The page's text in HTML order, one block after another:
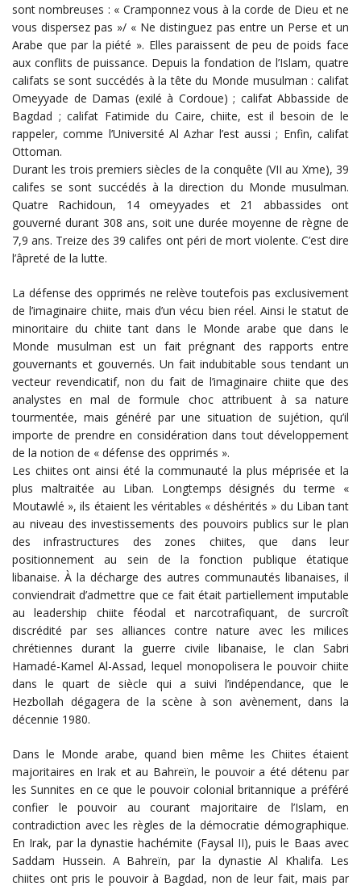
sont nombreuses : « Cramponnez vous à la corde de Dieu et ne
vous dispersez pas »/ « Ne distinguez pas entre un Perse et un
Arabe que par la piété ». Elles paraissent de peu de poids face
aux conflits de puissance. Depuis la fondation de l’Islam, quatre
califats se sont succédés à la tête du Monde musulman : califat
Omeyyade de Damas (exilé à Cordoue) ; califat Abbasside de
Bagdad ; califat Fatimide du Caire, chiite, est il besoin de le
rappeler, comme l’Université Al Azhar l’est aussi ; Enfin, califat
Ottoman.
Durant les trois premiers siècles de la conquête (VII au Xme), 39
califes se sont succédés à la direction du Monde musulman.
Quatre Rachidoun, 14 omeyyades et 21 abbassides ont
gouverné durant 308 ans, soit une durée moyenne de règne de
7,9 ans. Treize des 39 califes ont péri de mort violente. C’est dire
l’âpreté de la lutte.
La défense des opprimés ne relève toutefois pas exclusivement
de l’imaginaire chiite, mais d’un vécu bien réel. Ainsi le statut de
minoritaire du chiite tant dans le Monde arabe que dans le
Monde musulman est un fait prégnant des rapports entre
gouvernants et gouvernés. Un fait indubitable sous tendant un
vecteur revendicatif, non du fait de l’imaginaire chiite que des
analystes en mal de formule choc attribuent à sa nature
tourmentée, mais généré par une situation de sujétion, qu’il
importe de prendre en considération dans tout développement
de la notion de « défense des opprimés ».
Les chiites ont ainsi été la communauté la plus méprisée et la
plus maltraitée au Liban. Longtemps désignés du terme «
Moutawlé », ils étaient les véritables « déshérités » du Liban tant
au niveau des investissements des pouvoirs publics sur le plan
des infrastructures des zones chiites, que dans leur
positionnement au sein de la fonction publique étatique
libanaise. À la décharge des autres communautés libanaises, il
conviendrait d’admettre que ce fait était partiellement imputable
au leadership chiite féodal et narcotrafiquant, de surcroît
discrédité par ses alliances contre nature avec les milices
chrétiennes durant la guerre civile libanaise, le clan Sabri
Hamadé-Kamel Al-Assad, lequel monopolisera le pouvoir chiite
dans le quart de siècle qui a suivi l’indépendance, que le
Hezbollah dégagera de la scène à son avènement, dans la
décennie 1980.
Dans le Monde arabe, quand bien même les Chiites étaient
majoritaires en Irak et au Bahreïn, le pouvoir a été détenu par
les Sunnites en ce que le pouvoir colonial britannique a préféré
confier le pouvoir au courant majoritaire de l’Islam, en
contradiction avec les règles de la démocratie démographique.
En Irak, par la dynastie hachémite (Faysal II), puis le Baas avec
Saddam Hussein. A Bahreïn, par la dynastie Al Khalifa. Les
chiites ont pris le pouvoir à Bagdad, non de leur fait, mais par